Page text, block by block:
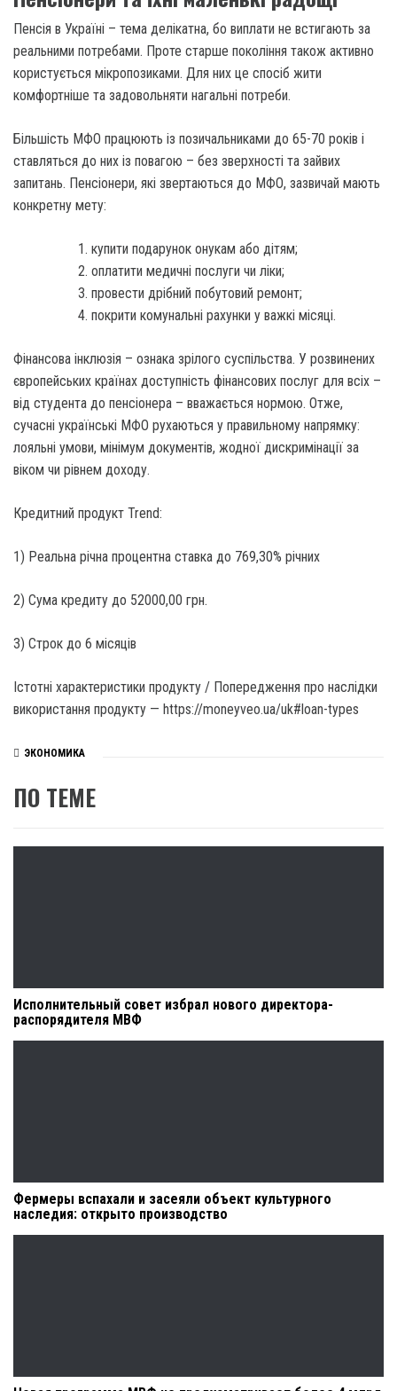
Пенсія в Україні – тема делікатна, бо виплати не встигають за
реальними потребами. Проте старше покоління також активно
користується мікропозиками. Для них це спосіб жити
комфортніше та задовольняти нагальні потреби.
Більшість МФО працюють із позичальниками до 65-70 років і
ставляться до них із повагою – без зверхності та зайвих
запитань. Пенсіонери, які звертаються до МФО, зазвичай мають
конкретну мету:
купити подарунок онукам або дітям;
оплатити медичні послуги чи ліки;
провести дрібний побутовий ремонт;
покрити комунальні рахунки у важкі місяці.
Фінансова інклюзія – ознака зрілого суспільства. У розвинених
європейських країнах доступність фінансових послуг для всіх –
від студента до пенсіонера – вважається нормою. Отже,
сучасні українські МФО рухаються у правильному напрямку:
лояльні умови, мінімум документів, жодної дискримінації за
віком чи рівнем доходу.
Кредитний продукт Trend:
1) Реальна річна процентна ставка до 769,30% річних
2) Сума кредиту до 52000,00 грн.
3) Строк до 6 місяців
Істотні характеристики продукту / Попередження про наслідки
використання продукту — https://moneyveo.ua/uk#loan-types
ЭКОНОМИКА
ПО ТЕМЕ
Исполнительный совет избрал нового директора-
распорядителя МВФ
Фермеры вспахали и засеяли объект культурного
наследия: открыто производство